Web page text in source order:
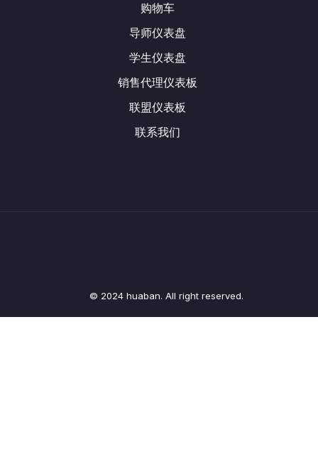
购物车
导师仪表盘
学生仪表盘
销售代理仪表板
联盟仪表板
联系我们
© 2024 huaban. All right reserved.